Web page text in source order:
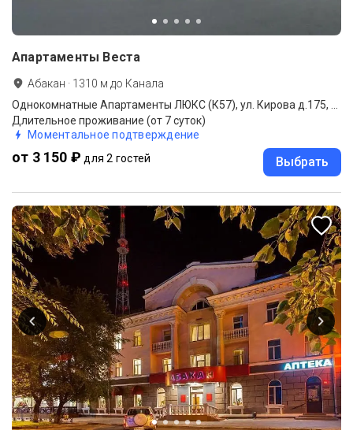
Апартаменты Веста
Абакан · 1310 м до Канала
Однокомнатные Апартаменты ЛЮКС (К57), ул. Кирова д.175, кв. 57
Длительное проживание (от 7 суток)
Моментальное подтверждение
от 3 150 ₽ для 2 гостей Выбрать